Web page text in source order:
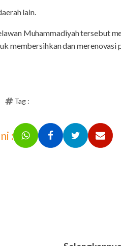
lain.
Muhammadiyah tersebut
membersihkan dan merenovasi
Tag :
: